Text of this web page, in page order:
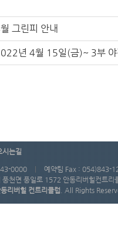
그린피 안내
년 4월 15일(금)~ 3부 야
시는길
0000 |
예약팀 Fax : 054)843-
풍천면 풍일로 1572 안동리버힐컨트리
리버힐 컨트리클럽. All Rights